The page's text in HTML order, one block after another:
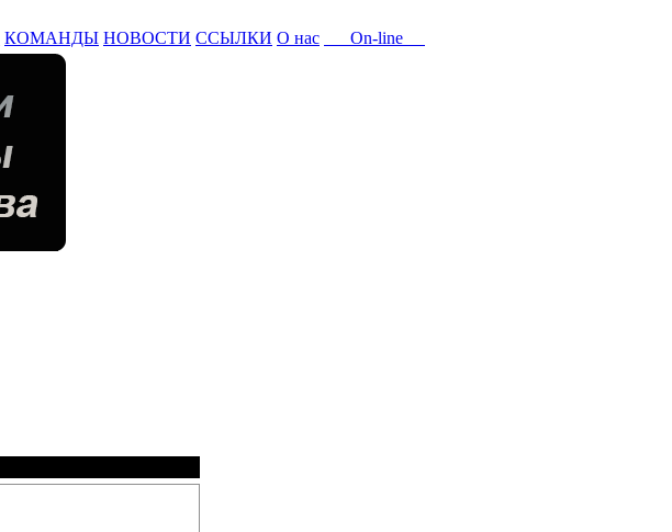
КОМАНДЫ НОВОСТИ ССЫЛКИ О нас On-line